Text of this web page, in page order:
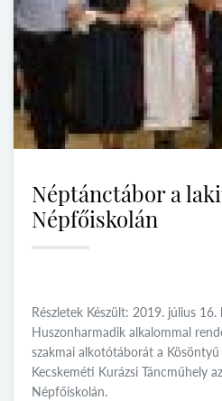
Néptánctábor a
Népfőiskolán
Részletek Készült: 2019. július
Huszonharmadik alkalommal
szakmai alkotótáborát a
Kecskeméti Kurázsi Táncműhely
Népfőiskolán.